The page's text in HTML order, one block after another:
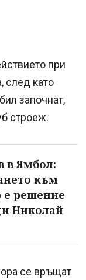
при
след като
започнат,
строеж.
в Ямбол:
към
е решение
Николай
се връщат